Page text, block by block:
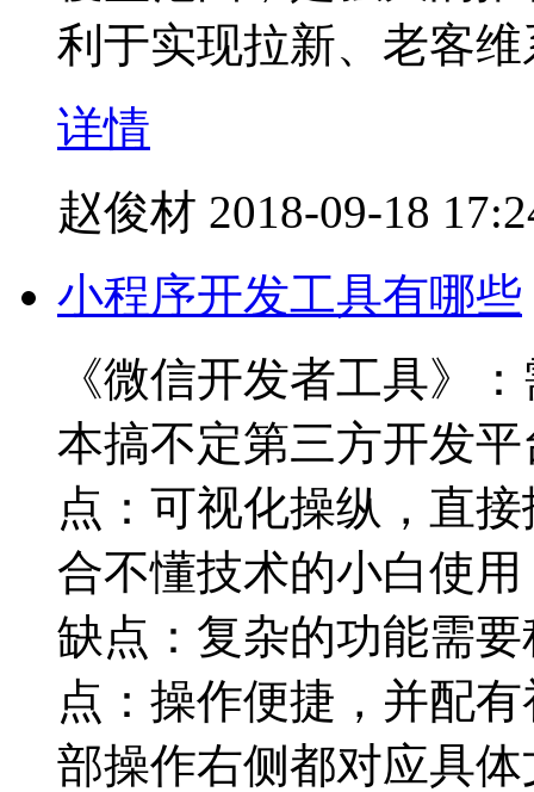
利于实现拉新、老客
详情
赵俊材 2018-09-18
小程序开发工具有哪些
《微信开发者工具》
本搞不定第三方开发
点：可视化操纵，直
合不懂技术的小白使
缺点：复杂的功能需
点：操作便捷，并配
部操作右侧都对应具